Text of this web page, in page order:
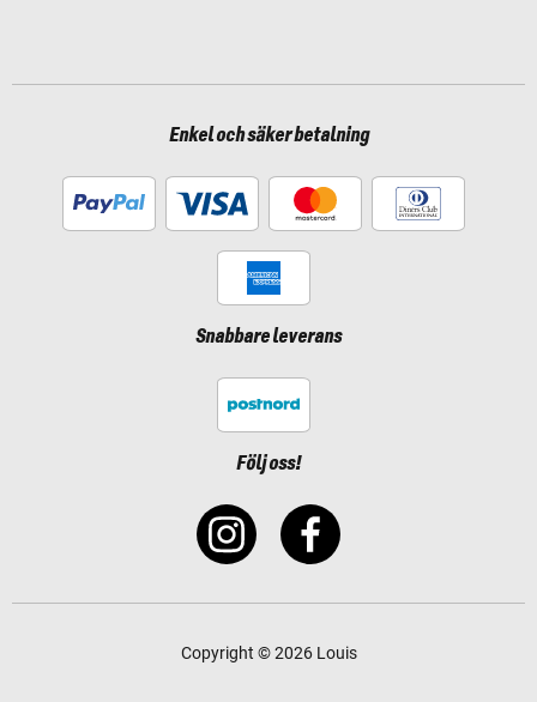
Enkel och säker betalning
Snabbare leverans
Följ oss!
Copyright © 2026 Louis